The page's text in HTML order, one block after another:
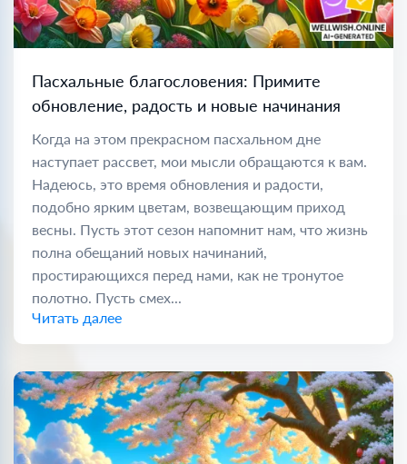
Пасхальные благословения: Примите
обновление, радость и новые начинания
Когда на этом прекрасном пасхальном дне
наступает рассвет, мои мысли обращаются к вам.
Надеюсь, это время обновления и радости,
подобно ярким цветам, возвещающим приход
весны. Пусть этот сезон напомнит нам, что жизнь
полна обещаний новых начинаний,
простирающихся перед нами, как не тронутое
полотно. Пусть смех...
Читать далее